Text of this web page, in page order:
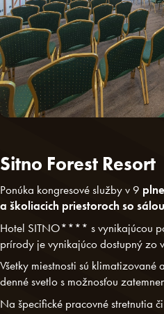
Sitno Forest Resort
Ponúka kongresové služby v 9
a školiacich priestoroch so
Hotel SITNO**** s vynikajúcou
prírody je vynikajúco dostupný zo
Všetky miestnosti sú
denné svetlo s možnosťou
Na špecifické pracovné stretnutia